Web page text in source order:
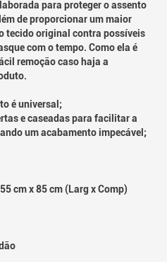
para proteger o assento
de proporcionar um maior
tecido original contra possíveis
com o tempo. Como ela é
remoção caso haja a
é universal;
e caseadas para facilitar a
um acabamento impecável;
cm x 85 cm (Larg x Comp)